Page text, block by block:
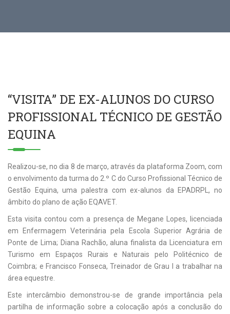
“VISITA” DE EX-ALUNOS DO CURSO
PROFISSIONAL TÉCNICO DE GESTÃO
EQUINA
Realizou-se, no dia 8 de março, através da plataforma Zoom, com
o envolvimento da turma do 2.º C do Curso Profissional Técnico de
Gestão Equina, uma palestra com ex-alunos da EPADRPL, no
âmbito do plano de ação EQAVET.
Esta visita contou com a presença de Megane Lopes, licenciada
em Enfermagem Veterinária pela Escola Superior Agrária de
Ponte de Lima; Diana Rachão, aluna finalista da Licenciatura em
Turismo em Espaços Rurais e Naturais pelo Politécnico de
Coimbra; e Francisco Fonseca, Treinador de Grau I a trabalhar na
área equestre.
Este intercâmbio demonstrou-se de grande importância pela
partilha de informação sobre a colocação após a conclusão do